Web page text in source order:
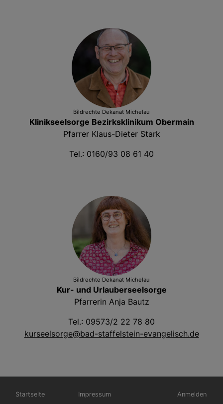
Bildrechte Dekanat Michelau
Klinikseelsorge Bezirksklinikum Obermain
Pfarrer Klaus-Dieter Stark
Tel.: 0160/93 08 61 40
Bildrechte Dekanat Michelau
Kur- und Urlauberseelsorge
Pfarrerin Anja Bautz
Tel.: 09573/2 22 78 80
kurseelsorge@bad-staffelstein-evangelisch.de
Hauptnavigation
Startseite
Fußbereichsmenü
Impressum
Anmelden